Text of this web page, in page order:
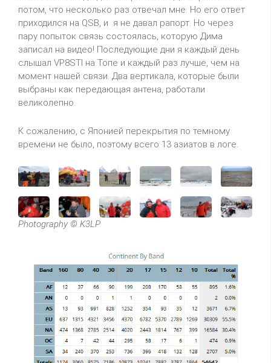
потом, что несколько раз отвечал мне. Но его ответ
приходился на QSB, и я не давал рапорт. Но через
пару попыток связь состоялась, которую Дима
записал на видео! Последующие дни я каждый день
слышал VP8STI на Топе и каждый раз лучше, чем на
момент нашей связи. Два вертикала, которые были
выбраны как передающая антена, работали
великолепно.
К сожалению, с Японией перекрытия по темному
времени не было, поэтому всего 13 азиатов в логе.
Photography © K3LP